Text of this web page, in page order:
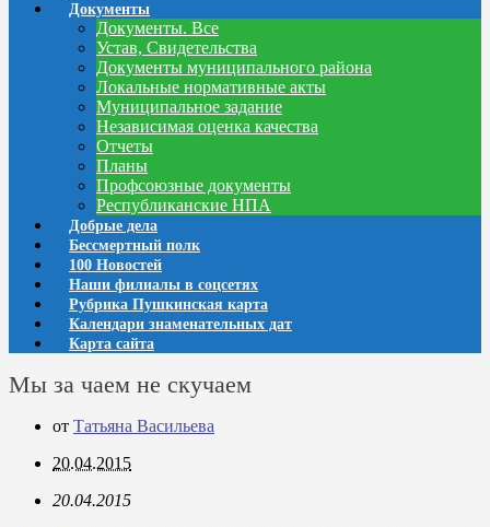
Документы
Документы. Все
Устав, Свидетельства
Документы муниципального района
Локальные нормативные акты
Муниципальное задание
Независимая оценка качества
Отчеты
Планы
Профсоюзные документы
Республиканские НПА
Добрые дела
Бессмертный полк
100 Новостей
Наши филиалы в соцсетях
Рубрика Пушкинская карта
Календари знаменательных дат
Карта сайта
Мы за чаем не скучаем
от Татьяна Васильева
20.04.2015
20.04.2015